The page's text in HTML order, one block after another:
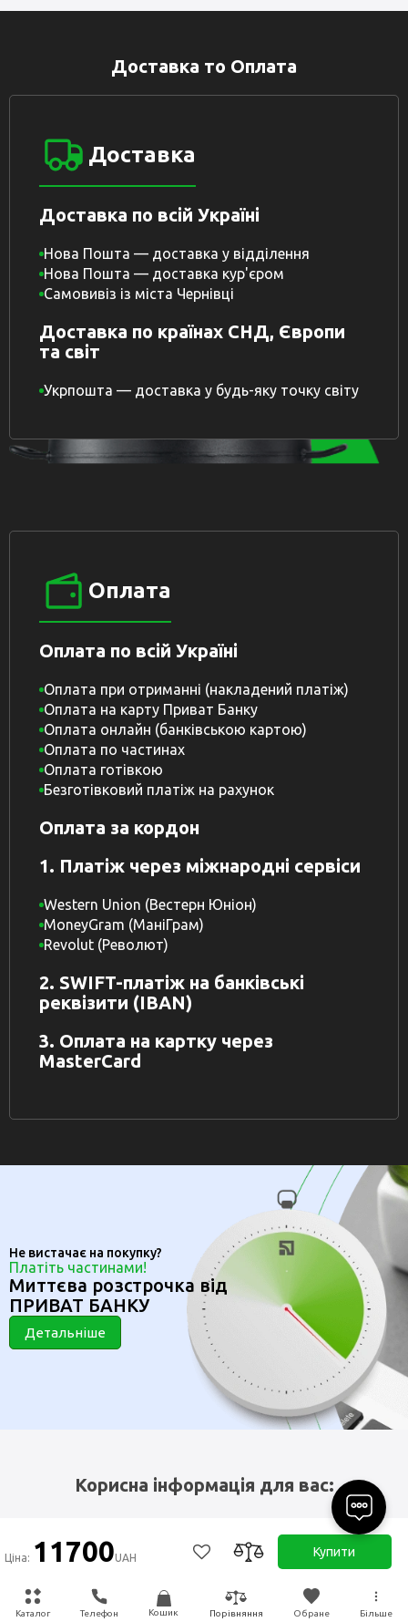
Каталог Телефон Кошик Порівняння Обране Більше
Ціна: 11700UAH Купити
Доставка то Оплата
Доставка
Доставка по всій Україні
Нова Пошта — доставка у відділення
Нова Пошта — доставка кур'єром
Самовивіз із міста Чернівці
Доставка по країнах СНД, Європи
та світ
Укрпошта — доставка у будь-яку точку світу
Оплата
Оплата по всій Україні
Оплата при отриманні (накладений платіж)
Оплата на карту Приват Банку
Оплата онлайн (банківською картою)
Оплата по частинах
Оплата готівкою
Безготівковий платіж на рахунок
Оплата за кордон
1. Платіж через міжнародні сервіси
Western Union (Вестерн Юніон)
MoneyGram (МаніГрам)
Revolut (Револют)
2. SWIFT-платіж на банківські
реквізити (IBAN)
3. Оплата на картку через
MasterCard
Не вистачає на покупку?
Платіть частинами!
Миттєва розстрочка від
ПРИВАТ БАНКУ
Детальніше
Корисна інформація для вас:
Тест на підбір автоклава